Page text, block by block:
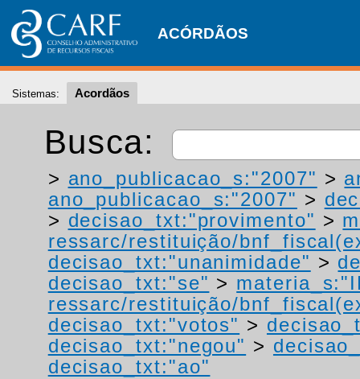
ACÓRDÃOS
Sistemas: Acordãos
Busca:
> ano_publicacao_s:"2007" >
ano_publicacao_s:"2007" >
> decisao_txt:"provimento" >
ressarc/restituição/
decisao_txt:"unanimidade" >
decisao_txt:"se" >
ressarc/restituição/
decisao_txt:"votos" >
decisao_txt:"negou" >
decisao_txt:"ao"